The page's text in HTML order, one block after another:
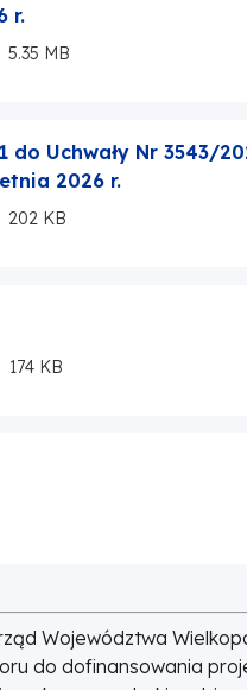
r.
5.35 MB
do Uchwały Nr 3543/
2026 r.
202 KB
174 KB
Województwa
do dofinansowania